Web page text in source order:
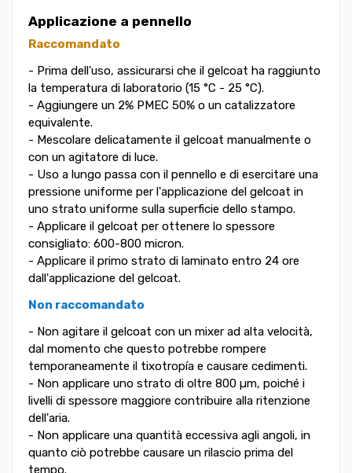
Applicazione a pennello
Raccomandato
- Prima dell'uso, assicurarsi che il gelcoat ha raggiunto
la temperatura di laboratorio (15 °C - 25 °C).
- Aggiungere un 2% PMEC 50% o un catalizzatore
equivalente.
- Mescolare delicatamente il gelcoat manualmente o
con un agitatore di luce.
- Uso a lungo passa con il pennello e di esercitare una
pressione uniforme per l'applicazione del gelcoat in
uno strato uniforme sulla superficie dello stampo.
- Applicare il gelcoat per ottenere lo spessore
consigliato: 600-800 micron.
- Applicare il primo strato di laminato entro 24 ore
dall'applicazione del gelcoat.
Non raccomandato
- Non agitare il gelcoat con un mixer ad alta velocità,
dal momento che questo potrebbe rompere
temporaneamente il tixotropía e causare cedimenti.
- Non applicare uno strato di oltre 800 µm, poiché i
livelli di spessore maggiore contribuire alla ritenzione
dell'aria.
- Non applicare una quantità eccessiva agli angoli, in
quanto ciò potrebbe causare un rilascio prima del
tempo.